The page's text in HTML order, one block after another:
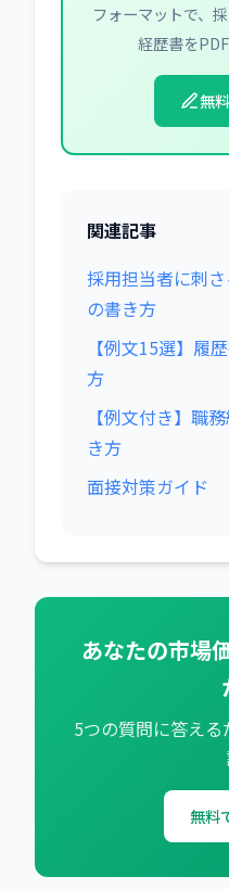
フォーマットで、
経歴書を
無
関連記事
採用担当者に刺
の書き方
【例文15選】履
方
【例文付き】職
き方
面接対策ガイド
あなたの市場
5つの質問に答え
無料